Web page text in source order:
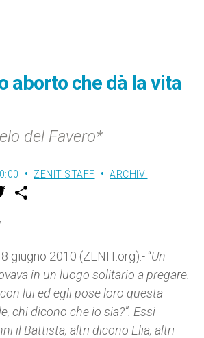
aborto che dà la vita
del Favero*
ZENIT STAFF ARCHIVI
w
rgiugno 2010 (ZENIT.org).- “Un
in un luogo solitario a pregare.
lui ed egli pose loro questa
chi dicono che io sia?”. Essi
il Battista; altri dicono Elia; altri